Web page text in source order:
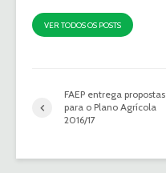
VER TODOS OS POSTS
FAEP entrega propostas
para o Plano Agrícola
2016/17